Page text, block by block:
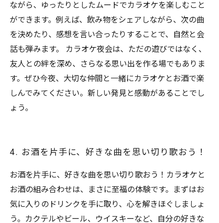
ながら、ゆったりとしたムードでカラオケを楽しむこと
ができます。例えば、飲み物をシェアしながら、次の曲
を決めたり、感想を言い合ったりすることで、自然と会
話も弾みます。 カラオケ夜会は、ただの遊びではなく、
友人との絆を深め、さらなる思い出を作る場でもありま
す。ぜひ今夜、大切な仲間と一緒にカラオケとお酒で楽
しんでみてください。新しい発見と感動があることでし
ょう。
4. お酒を片手に、好きな曲を思い切り歌おう！
お酒を片手に、好きな曲を思い切り歌おう！カラオケと
お酒の組み合わせは、まさに至福の体験です。まずはお
気に入りのドリンクを手に取り、心を解きほぐしましょ
う。カクテルやビール、ウイスキーなど、自分の好きな